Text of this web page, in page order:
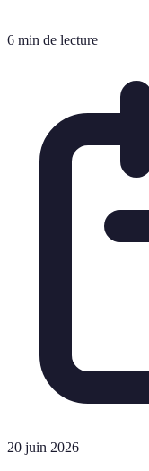
6 min de lecture
20 juin 2026